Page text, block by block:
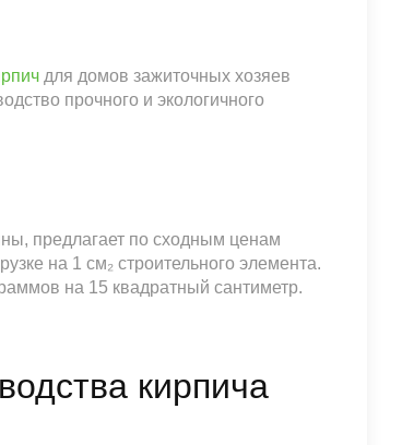
для домов зажиточных хозяев
прочного и экологичного
предлагает по сходным ценам
на 1 см₂ строительного элемента.
на 15 квадратный сантиметр.
кирпича